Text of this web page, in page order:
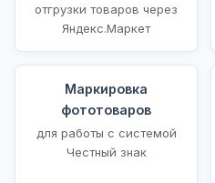
отгрузки товаров через
Яндекс.Маркет
Маркировка
фототоваров
для работы с системой
Честный знак